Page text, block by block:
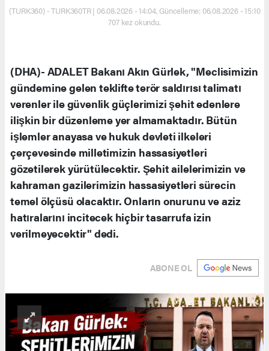
(TURK360) - TURK360TR | 06.08.2026 - 14:04, Güncelleme: 06.08.2026 - 15:10
707 kez okundu.
(DHA)- ADALET Bakanı Akın Gürlek, "Meclisimizin
gündemine gelen teklifte terör saldırısı talimatı
verenler ile güvenlik güçlerimizi şehit edenlere
ilişkin bir düzenleme yer almamaktadır. Bütün
işlemler anayasa ve hukuk devleti ilkeleri
çerçevesinde milletimizin hassasiyetleri
gözetilerek yürütülecektir. Şehit ailelerimizin ve
kahraman gazilerimizin hassasiyetleri sürecin
temel ölçüsü olacaktır. Onların onurunu ve aziz
hatıralarını incitecek hiçbir tasarrufa izin
verilmeyecektir" dedi.
ABONE OL